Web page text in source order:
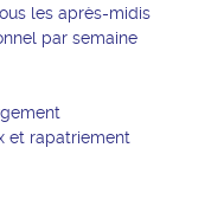
jour
écrite et
privative.
sont équipées
espace de
chambre avec
les après-midis
par semaine
et rapatriement